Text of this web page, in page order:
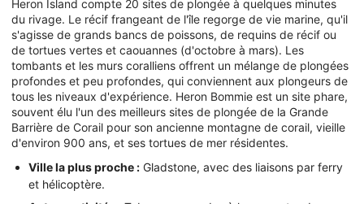
Heron Island compte 20 sites de plongée à quelques minutes
du rivage. Le récif frangeant de l'île regorge de vie marine, qu'il
s'agisse de grands bancs de poissons, de requins de récif ou
de tortues vertes et caouannes (d'octobre à mars). Les
tombants et les murs coralliens offrent un mélange de plongées
profondes et peu profondes, qui conviennent aux plongeurs de
tous les niveaux d'expérience. Heron Bommie est un site phare,
souvent élu l'un des meilleurs sites de plongée de la Grande
Barrière de Corail pour son ancienne montagne de corail, vieille
d'environ 900 ans, et ses tortues de mer résidentes.
Ville la plus proche : Gladstone, avec des liaisons par ferry
et hélicoptère.